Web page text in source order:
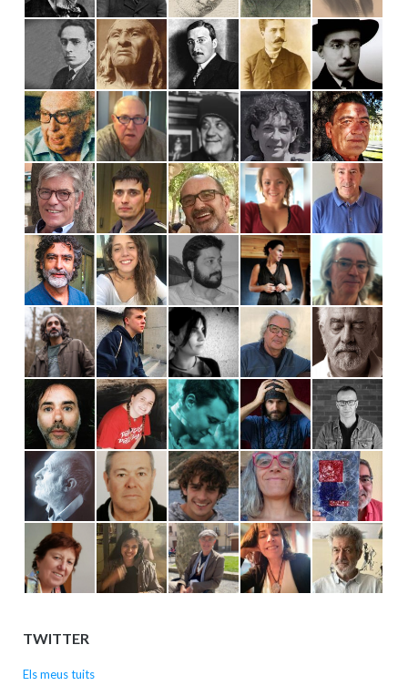
TWITTER
Els meus tuits